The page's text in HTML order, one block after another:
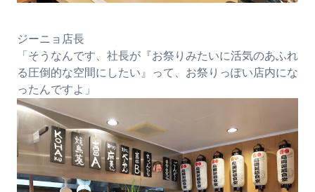
ジーニョ店長
「そうなんです、社長が『お祭りみたいに活気のあふれ
る圧倒的な空間にしたい』って、お祭りっぽい店内にな
ったんですよ」